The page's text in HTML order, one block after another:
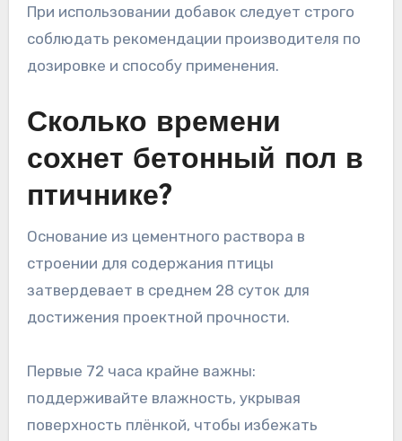
При использовании добавок следует строго
соблюдать рекомендации производителя по
дозировке и способу применения.
Сколько времени
сохнет бетонный пол в
птичнике?
Основание из цементного раствора в
строении для содержания птицы
затвердевает в среднем 28 суток для
достижения проектной прочности.
Первые 72 часа крайне важны:
поддерживайте влажность, укрывая
поверхность плёнкой, чтобы избежать